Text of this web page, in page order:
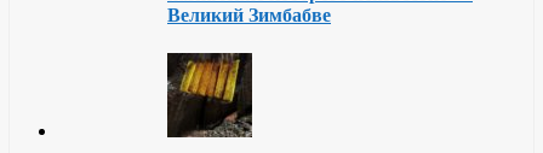
Великий Зимбабве